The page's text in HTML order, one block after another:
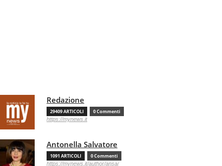
Redazione
29409 ARTICOLI 0 Commenti
https://mynews.it
Antonella Salvatore
1091 ARTICOLI 0 Commenti
https://mynews.it/author/ansa/